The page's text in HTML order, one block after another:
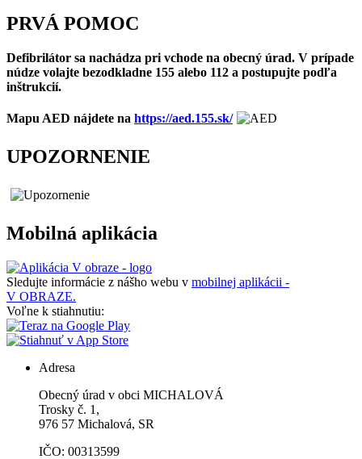
PRVÁ POMOC
Defibrilátor sa nachádza pri vchode na obecný úrad. V prípade
núdze volajte bezodkladne 155 alebo 112 a postupujte podľa
inštrukcií.
Mapu AED nájdete na https://aed.155.sk/
UPOZORNENIE
Mobilná aplikácia
Sledujte informácie z nášho webu v mobilnej aplikácii -
V OBRAZE.
Voľne k stiahnutiu:
Adresa
Obecný úrad v obci MICHALOVÁ
Trosky č. 1,
976 57 Michalová, SR
IČO: 00313599